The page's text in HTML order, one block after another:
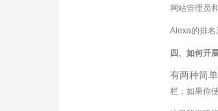
网站管理员
Alexa的排
四、如何开
有两种简
栏；如果你